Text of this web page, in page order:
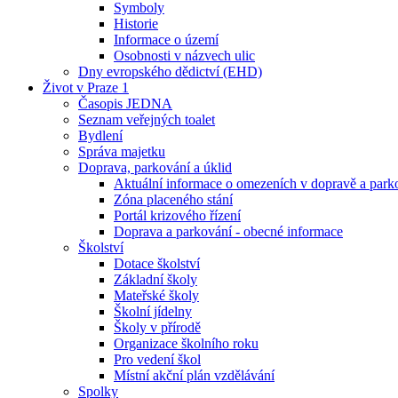
Symboly
Historie
Informace o území
Osobnosti v názvech ulic
Dny evropského dědictví (EHD)
Život v Praze 1
Časopis JEDNA
Seznam veřejných toalet
Bydlení
Správa majetku
Doprava, parkování a úklid
Aktuální informace o omezeních v dopravě a
Zóna placeného stání
Portál krizového řízení
Doprava a parkování - obecné informace
Školství
Dotace školství
Základní školy
Mateřské školy
Školní jídelny
Školy v přírodě
Organizace školního roku
Pro vedení škol
Místní akční plán vzdělávání
Spolky